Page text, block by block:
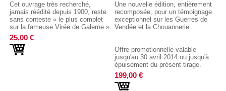
Cet ouvrage très recherché,
jamais réédité depuis 1900, reste
sans conteste « le plus complet
sur la fameuse Virée de Galerne ».
25,00 €
Une nouvelle édition, entièrement
recomposée, pour un témoignage
exceptionnel sur les Guerres de
Vendée et la Chouannerie.
Offre promotionnelle valable
jusqu'au 30 avril 2014 ou jusqu'à
épuisement du présent tirage.
199,00 €